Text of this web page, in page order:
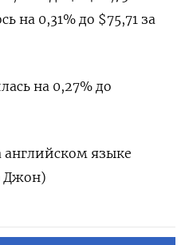
на 0,31% до $75,71 за
на 0,27% до
‌языке
Джон)